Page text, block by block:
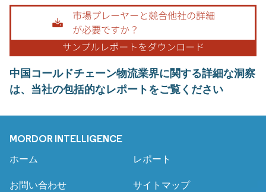
中国コールドチェーン物流業界に関する詳細な洞察
は、当社の包括的なレポートをご覧ください
MORDOR INTELLIGENCE
ホーム レポート
お問い合わせ サイトマップ